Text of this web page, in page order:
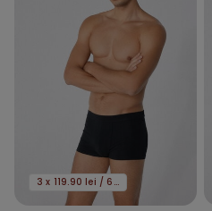
3 x 119.90 lei / 6 x 159.90 lei